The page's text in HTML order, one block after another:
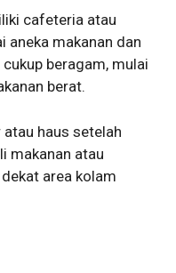
cafeteria atau
aneka makanan dan
beragam, mulai
berat.
haus setelah
makanan atau
area kolam